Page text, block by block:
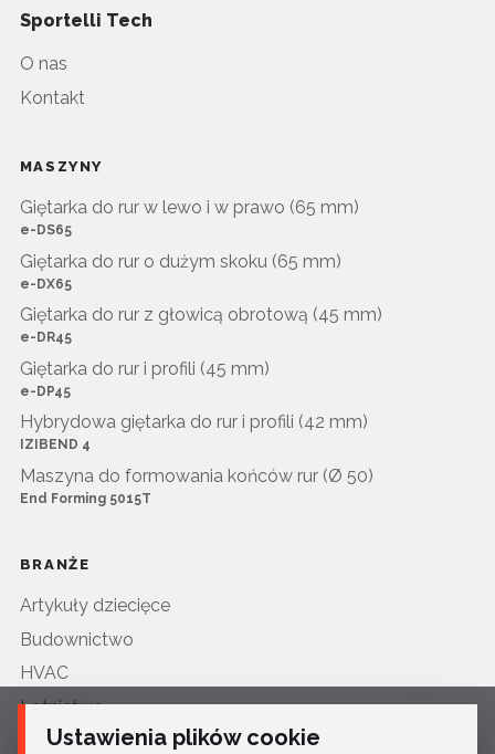
Sportelli Tech
O nas
Kontakt
MASZYNY
Giętarka do rur w lewo i w prawo (65 mm)
e-DS65
Giętarka do rur o dużym skoku (65 mm)
e-DX65
Giętarka do rur z głowicą obrotową (45 mm)
e-DR45
Giętarka do rur i profili (45 mm)
e-DP45
Hybrydowa giętarka do rur i profili (42 mm)
IZIBEND 4
Maszyna do formowania końców rur (Ø 50)
End Forming 5015T
BRANŻE
Artykuły dziecięce
Budownictwo
HVAC
Lotnictwo
Mała architektura miejska
Ustawienia plików cookie